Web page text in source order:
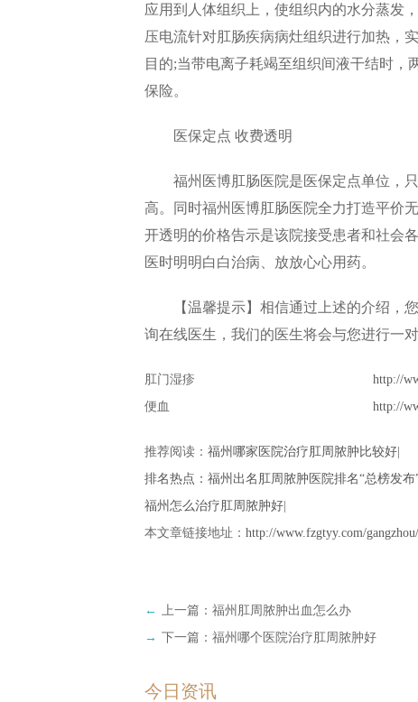
应用到人体组织上，使组织内的水分蒸发
压电流针对肛肠疾病病灶组织进行加热，
目的;当带电离子耗竭至组织间液干结时，
保险。
医保定点 收费透明
福州医博肛肠医院是医保定点单位，只
高。同时福州医博肛肠医院全力打造平价
开透明的价格告示是该院接受患者和社会
医时明明白白治病、放放心心用药。
【温馨提示】相信通过上述的介绍，您
询在线医生，我们的医生将会与您进行一对
肛门湿疹
http://
便血
http://
推荐阅读： 福州哪家医院治疗肛周脓肿比较好
排名热点：福州出名肛周脓肿医院排名“总榜发布
福州怎么治疗肛周脓肿好
本文章链接地址： http://www.fzgtyy.com/
← 上一篇： 福州肛周脓肿出血怎么办
→ 下一篇： 福州哪个医院治疗肛周脓肿好
今日资讯